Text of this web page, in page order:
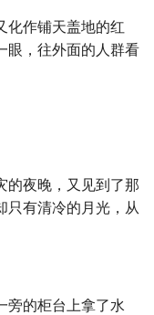
化作铺天盖地的红
眼，往外面的人群看
的夜晚，又见到了那
只有清冷的月光，从
旁的柜台上拿了水